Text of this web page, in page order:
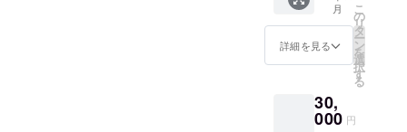
る予定
です。
月
詳細を見る
こ
の
リ
タ
ー
ン
を
選
択
す
る
30,
000 円